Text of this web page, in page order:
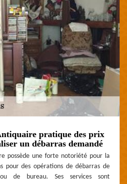
pratique des prix
un débarras demandé
possède une forte notoriété pour la
pour des opérations de débarras de
ou de bureau. Ses services sont